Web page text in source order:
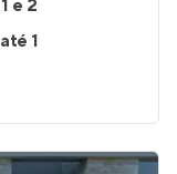
1 e 2
até 1